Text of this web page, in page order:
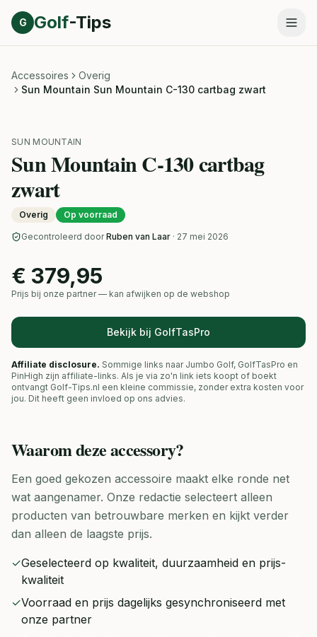
Direct naar inhoud
G Golf-Tips
Accessoires
Overig
Sun Mountain Sun Mountain C-130 cartbag zwart
SUN MOUNTAIN
Sun Mountain C-130 cartbag
zwart
Overig Op voorraad
Gecontroleerd door Ruben van Laar · 27 mei 2026
€ 379,95
Prijs bij onze partner — kan afwijken op de webshop
Bekijk bij GolfTasPro
Affiliate disclosure. Sommige links naar Jumbo Golf, GolfTasPro en
PinHigh zijn affiliate-links. Als je via zo'n link iets koopt of boekt
ontvangt Golf-Tips.nl een kleine commissie, zonder extra kosten voor
jou. Dit heeft geen invloed op ons advies.
Waarom dezeaccessory?
Een goed gekozen accessoire maakt elke ronde net
wat aangenamer. Onze redactie selecteert alleen
producten van betrouwbare merken en kijkt verder
dan alleen de laagste prijs.
✓Geselecteerd op kwaliteit, duurzaamheid en prijs-
kwaliteit
✓Voorraad en prijs dagelijks gesynchroniseerd met
onze partner